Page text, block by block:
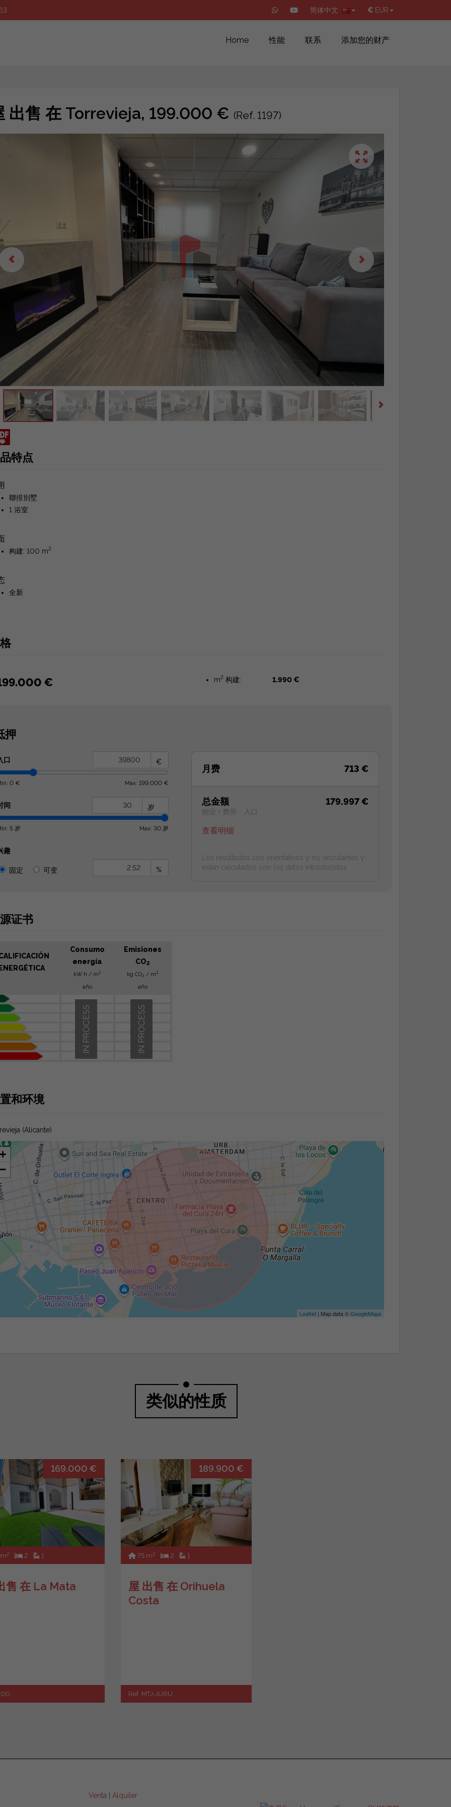
€ EUR
简体中文
Home 性能 联系 添加您的财产
出售 在 Torrevieja, 199.000 € (Ref. 1197)
特点
聯排別墅
1 浴室
构建: 100 m2
全新
€ m2 构建: 1.990 €
口 €
0 € Max: 199.000 €
间 岁
5 岁 Max: 30 岁
趣
固定 可变 %
月费 713 €
总金额
物业 + 费用 - 入口
查看明细
179.997 €
Los resultados son orientativos y no vinculantes y
estan calculados con los datos introducidos.
证书
Consumo
energía
kW h / m2
año
Emisiones
CO2
kg CO2 / m2
año
IN PROCESS
IN PROCESS
和环境
(Alicante)
Leaflet | Map data ©GoogleMaps
类似的性质
169.000 €
2 2 1
售 在 La Mata
189.900 €
75 m2 2 1
屋 出售 在 Orihuela
Costa
Ref. MTJ-JURU
Venta| Alquiler